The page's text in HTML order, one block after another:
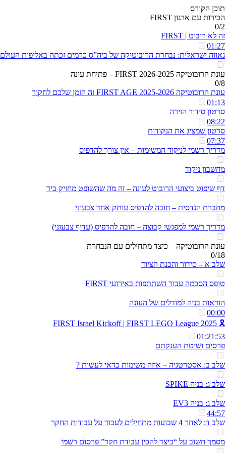
תוכן הקורס
הכירות עם ארגון FIRST
0/2
זה לא רובוט | FIRST
01:27
גאווה ישראלית: נבחרת הרובוטיקה של ביה”ס כרמים זכתה באליפות העולם
עונת הרובוטיקה 2026-2025 FIRST – פתיחת עונה
0/8
עונת הרובוטיקה 2025-2026 FIRST AGE זה הזמן שלכם לחקור
01:13
סרטון סידור הזירה
08:22
סרטון שמציג את הנקודות
07:37
מדריך רשמי לניקוד המשימות – אין צורך להדפיס
מחשבון ניקוד
דף שיפוט ביצועי הרובוט לעונה – זה מה שהשופט מחזיק ביד
מחברת הנדסית – חובה להדפיס עותק אחד צבעוני
מדריך רשמי למפגשי קבוצה – חובה להדפיס (עדיף צבעוני)
עונת הרובוטיקה – כיצד מתחילים עם הנבחרת
0/18
שלב א – סידור והכנת הציוד
טופס הסכמה עבור השתתפות באירועי FIRST
הוראות בניה למודלים של העונה
00:00
🎗️ 2025 FIRST Israel Kickoff | FIRST LEGO League
01:21:53
פרסים ושיטת הענקתם
שלב ב: אסטרטגיה – איזה משימות כדאי לעשות ?
שלב ג: בניה SPIKE
שלב ג: בניה EV3
44:57
שלב ד: לאחר 4 שבועות מתחילים לעבוד על עבודות החקר
מסמך חשוב על “כיצד להכין עבודת חקר” פרסום רשמי